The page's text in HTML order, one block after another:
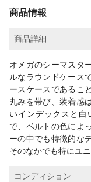
商品情報
商品詳細
オメガのシーマスタ
ルなラウンドケース
ースケースであるこ
丸みを帯び、装着感
いインデックスと白
で、ベルトの色によ
ーの中でも特徴的な
そのなかでも特にユ
コンディション